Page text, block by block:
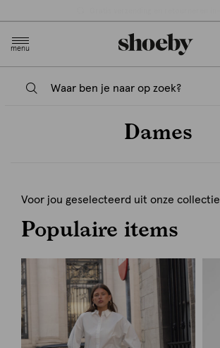
menu
Dames
Voor jou geselecteerd uit onze collectie
Populaire items